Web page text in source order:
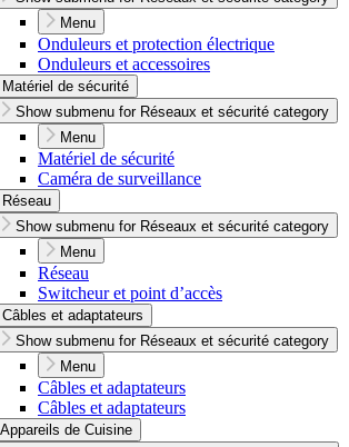
Menu
Onduleurs et protection électrique
Onduleurs et accessoires
Matériel de sécurité
Show submenu for Réseaux et sécurité category
Menu
Matériel de sécurité
Caméra de surveillance
Réseau
Show submenu for Réseaux et sécurité category
Menu
Réseau
Switcheur et point d’accès
Câbles et adaptateurs
Show submenu for Réseaux et sécurité category
Menu
Câbles et adaptateurs
Câbles et adaptateurs
de Cuisine